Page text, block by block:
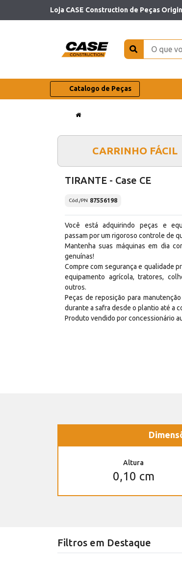
Loja CASE Construction de Peças
Catalogo de Peças
CARRINHO FÁCIL
TIRANTE - Case CE
Cód./PN 87556198
Você está adquirindo peças e
passam por um rigoroso controle de
Mantenha suas máquinas em dia
genuínas!
Compre com segurança e qualidade
equipamento agrícola, tratores,
outros.
Peças de reposição para
durante a safra desde o plantio até a
Produto vendido por concessionário
Altura
0,10 cm
Filtros em Destaque